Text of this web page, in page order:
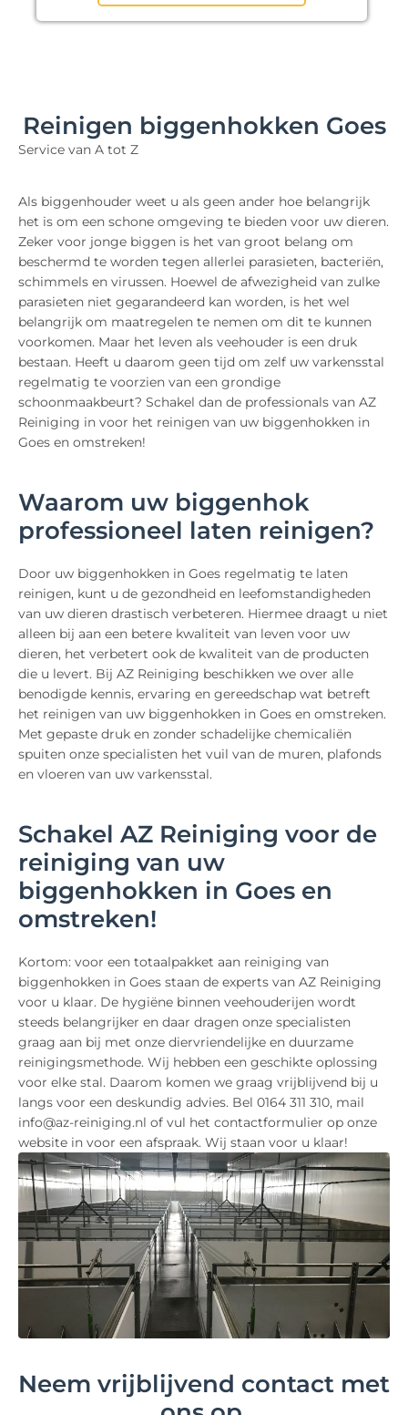
Reinigen biggenhokken Goes
Service van A tot Z
Als biggenhouder weet u als geen ander hoe belangrijk
het is om een schone omgeving te bieden voor uw dieren.
Zeker voor jonge biggen is het van groot belang om
beschermd te worden tegen allerlei parasieten, bacteriën,
schimmels en virussen. Hoewel de afwezigheid van zulke
parasieten niet gegarandeerd kan worden, is het wel
belangrijk om maatregelen te nemen om dit te kunnen
voorkomen. Maar het leven als veehouder is een druk
bestaan. Heeft u daarom geen tijd om zelf uw varkensstal
regelmatig te voorzien van een grondige
schoonmaakbeurt? Schakel dan de professionals van AZ
Reiniging in voor het reinigen van uw biggenhokken in
Goes en omstreken!
Waarom uw biggenhok
professioneel laten reinigen?
Door uw biggenhokken in Goes regelmatig te laten
reinigen, kunt u de gezondheid en leefomstandigheden
van uw dieren drastisch verbeteren. Hiermee draagt u niet
alleen bij aan een betere kwaliteit van leven voor uw
dieren, het verbetert ook de kwaliteit van de producten
die u levert. Bij AZ Reiniging beschikken we over alle
benodigde kennis, ervaring en gereedschap wat betreft
het reinigen van uw biggenhokken in Goes en omstreken.
Met gepaste druk en zonder schadelijke chemicaliën
spuiten onze specialisten het vuil van de muren, plafonds
en vloeren van uw varkensstal.
Schakel AZ Reiniging voor de
reiniging van uw
biggenhokken in Goes en
omstreken!
Kortom: voor een totaalpakket aan reiniging van
biggenhokken in Goes staan de experts van AZ Reiniging
voor u klaar. De hygiëne binnen veehouderijen wordt
steeds belangrijker en daar dragen onze specialisten
graag aan bij met onze diervriendelijke en duurzame
reinigingsmethode. Wij hebben een geschikte oplossing
voor elke stal. Daarom komen we graag vrijblijvend bij u
langs voor een deskundig advies. Bel 0164 311 310, mail
info@az-reiniging.nl of vul het contactformulier op onze
website in voor een afspraak. Wij staan voor u klaar!
Neem vrijblijvend contact met